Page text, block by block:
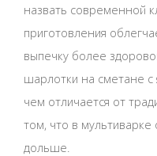
назвать современной
приготовления
выпечку более
шарлотки на сметане
чем отличается от
том, что в
дольше.